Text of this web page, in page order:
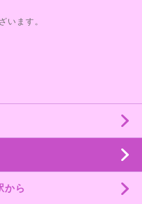
います。
から